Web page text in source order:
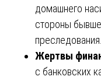
домашнего
стороны
преследования.
Жертвы
с банковских